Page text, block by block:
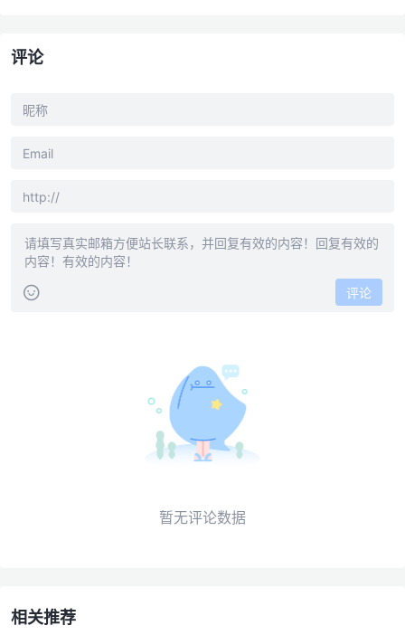
评论
评论
暂无评论数据
相关推荐